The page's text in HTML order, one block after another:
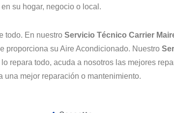
en su hogar, negocio o local.
todo. En nuestro Servicio Técnico Carrier
proporciona su Aire Acondicionado. Nuestro
lo repara todo, acuda a nosotros las mejores
una mejor reparación o mantenimiento.